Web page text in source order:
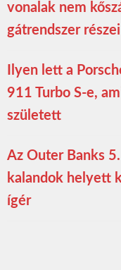
vonalak nem
gátrendszer
Ilyen lett a
911 Turbo S-e,
született
Az Outer Banks
kalandok helyett
ígér